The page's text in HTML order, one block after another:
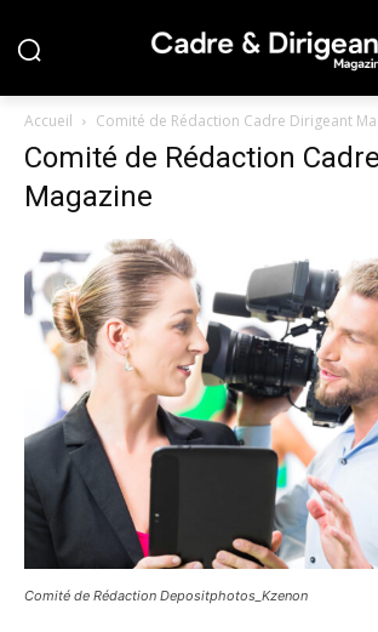
Accueil Comité de Rédaction Cadre Dirigeant
Comité de Rédaction
Magazine
Comité de Rédaction Depositphotos_Kzenon